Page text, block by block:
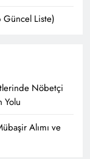
Güncel Liste)
Nöbetçi
Yolu
Alımı ve